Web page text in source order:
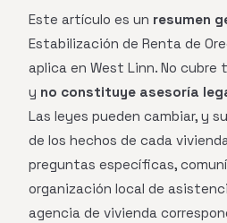
Este artículo es un resumen
Estabilización de Renta de
aplica en West Linn. No cubre
y no constituye asesoría
Las leyes pueden cambiar, y
de los hechos de cada
preguntas específicas,
organización local de
agencia de vivienda